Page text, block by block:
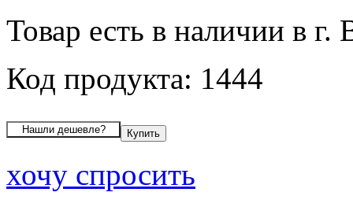
Товар есть в наличии в г.
Код продукта: 1444
хочу спросить